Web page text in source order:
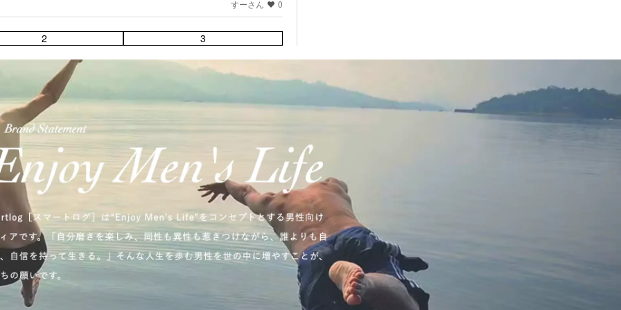
すーさん 0
2 3